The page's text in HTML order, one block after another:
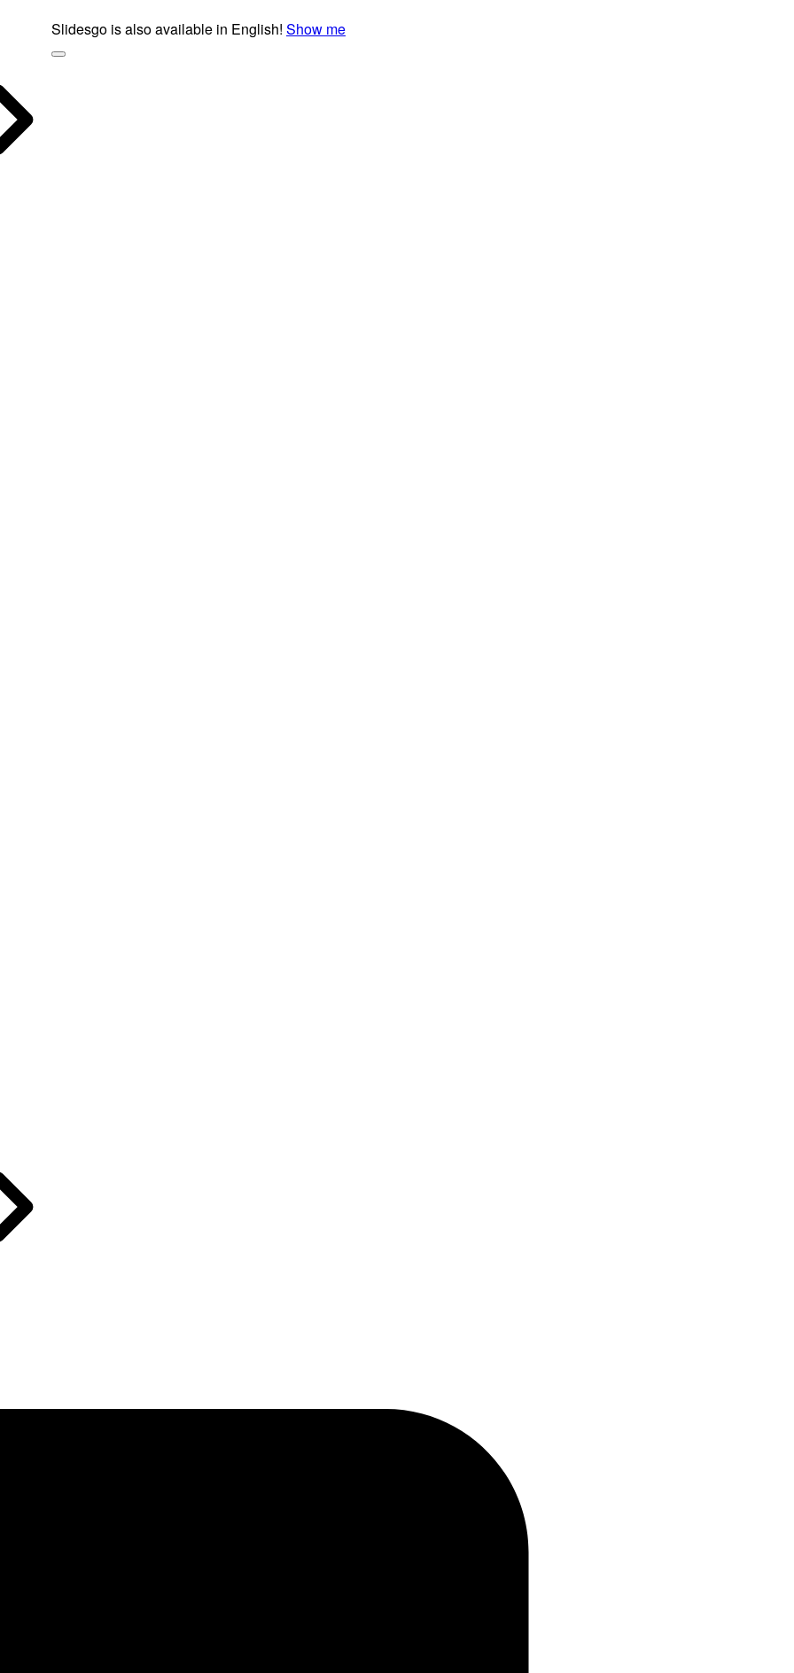
Slidesgo is also available in English! Show me